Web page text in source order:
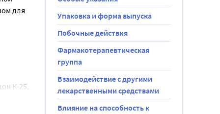
акта, Вы
для
К-25,
Упаковка и форма выпуска
Побочные действия
Фармакотерапевтическая
группа
Взаимодействие с другими
лекарственными средствами
Влияние на способность к